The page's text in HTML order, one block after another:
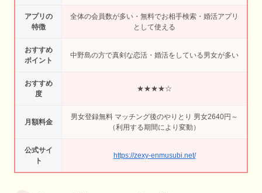
アプリの
特徴
全体の会員数が多い・無料でお相手検索・婚活アプリ
として使える
おすすめ
ポイント
中野島の方で真剣な恋活・婚活をしている男女が多い
おすすめ
度
★★★★☆
月額料金
男女登録無料 マッチング後のやりとり 男女2640円～
（利用する期間により変動）
公式サイ
ト
https://zexy-enmusubi.net/